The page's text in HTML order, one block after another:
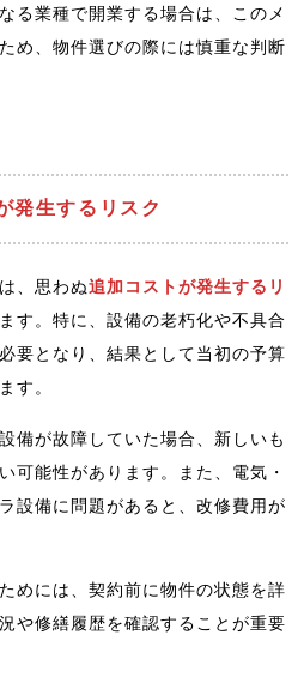
る業種で開業する場合は、このメ
め、物件選びの際には慎重な判断
発生するリスク
、思わぬ追加コストが発生するリ
す。特に、設備の老朽化や不具合
要となり、結果として当初の予算
す。
備が故障していた場合、新しいも
可能性があります。また、電気・
設備に問題があると、改修費用が
めには、契約前に物件の状態を詳
や修繕履歴を確認することが重要